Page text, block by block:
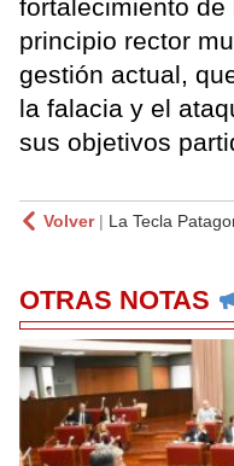
fortalecimiento
principio rector
gestión actual,
la falacia y el
sus objetivos
Volver| La Tecla
OTRAS NOTAS